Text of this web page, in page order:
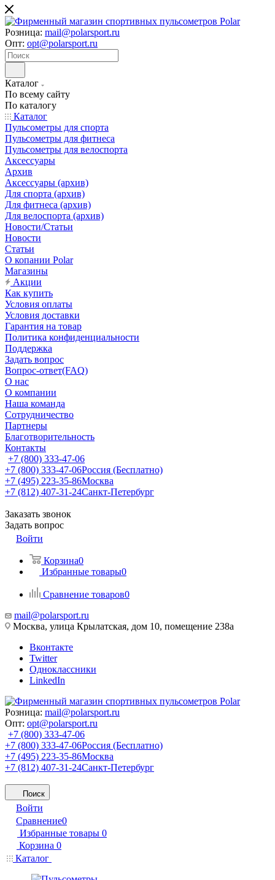
Розница: mail@polarsport.ru
Опт: opt@polarsport.ru
Каталог
По всему сайту
По каталогу
Каталог
Пульсометры для спорта
Пульсометры для фитнеса
Пульсометры для велоспорта
Аксессуары
Архив
Аксессуары (архив)
Для спорта (архив)
Для фитнеса (архив)
Для велоспорта (архив)
Новости/Статьи
Новости
Статьи
О копании Polar
Магазины
Акции
Как купить
Условия оплаты
Условия доставки
Гарантия на товар
Политика конфиденциальности
Поддержка
Задать вопрос
Вопрос-ответ(FAQ)
О нас
О компании
Наша команда
Сотрудничество
Партнеры
Благотворительность
Контакты
+7 (800) 333-47-06
+7 (800) 333-47-06Россия (Бесплатно)
+7 (495) 223-35-86Москва
+7 (812) 407-31-24Санкт-Петербург
Заказать звонок
Задать вопрос
Войти
Корзина0
Избранные товары0
Сравнение товаров0
mail@polarsport.ru
Москва, улица Крылатская, дом 10, помещение 238а
Вконтакте
Twitter
Одноклассники
LinkedIn
Розница: mail@polarsport.ru
Опт: opt@polarsport.ru
+7 (800) 333-47-06
+7 (800) 333-47-06Россия (Бесплатно)
+7 (495) 223-35-86Москва
+7 (812) 407-31-24Санкт-Петербург
Поиск
Войти
Сравнение0
Избранные товары 0
Корзина 0
Каталог